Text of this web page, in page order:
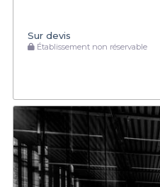
Sur devis
Établissement non réservable